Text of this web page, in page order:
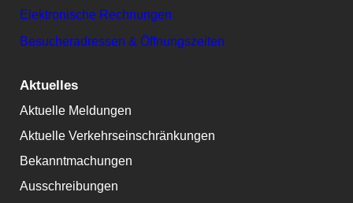
Elektronische Rechnungen
Besucheradressen & Öffnungszeiten
Aktuelles
Aktuelle Meldungen
Aktuelle Verkehrseinschränkungen
Bekanntmachungen
Ausschreibungen